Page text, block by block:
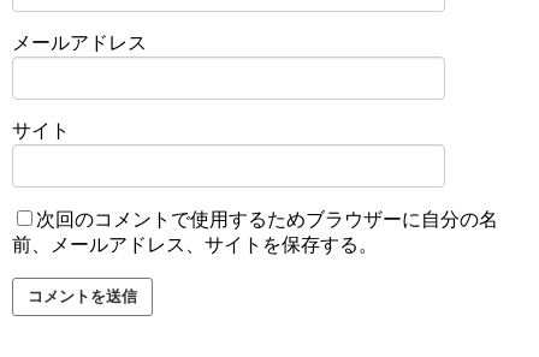
メールアドレス
サイト
次回のコメントで使用するためブラウザーに自分の名
前、メールアドレス、サイトを保存する。